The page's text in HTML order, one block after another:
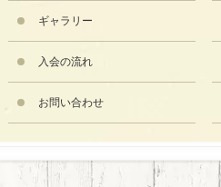
ギャラリー
入会の流れ
お問い合わせ